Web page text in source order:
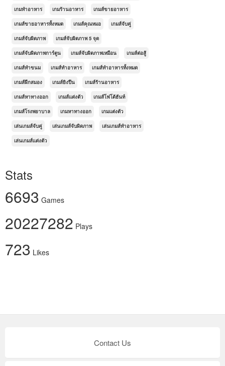
เกมทำอาหาร เกมร้านอาหาร เกมส์ขายอาหาร
เกมส์ขายอาหารทั้งหมด เกมส์คุณหมอ เกมส์จับคู่
เกมส์จับผิดภาพ เกมส์จับผิดภาพ 5 จุด
เกมส์จับผิดภาพการ์ตูน เกมส์จับผิดภาพเหมือน เกมส์ต่อสู้
เกมส์ทำขนม เกมส์ทำอาหาร เกมส์ทำอาหารทั้งหมด
เกมส์ฝึกสมอง เกมส์ยิงปืน เกมส์ร้านอาหาร
เกมส์หาทางออก เกมส์แต่งตัว เกมส์โฟโต้ฮันท์
เกมส์โรงพยาบาล เกมหาทางออก เกมแต่งตัว
เล่นเกมส์จับคู่ เล่นเกมส์จับผิดภาพ เล่นเกมส์ทำอาหาร
เล่นเกมส์แต่งตัว
Stats
6693 Games
20227282 Plays
723 Likes
Contact Us